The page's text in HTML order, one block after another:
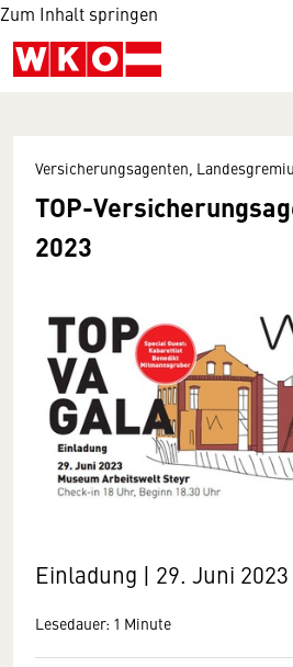
Zum Inhalt springen
Versicherungsagenten,
TOP-
2023
Einladung | 29. Juni 2023
Lesedauer: 1 Minute